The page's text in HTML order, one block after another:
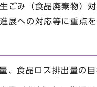
み（食品廃棄物）
展への対応等に重点
、食品ロス排出量の